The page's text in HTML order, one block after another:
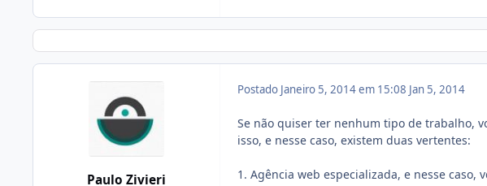
Paulo Zivieri
Postado Janeiro 5, 2014 em 15:08 Jan 5, 2014
Se não quiser ter nenhum tipo de trabalho,
isso, e nesse caso, existem duas vertentes:
1. Agência web especializada, e nesse caso,